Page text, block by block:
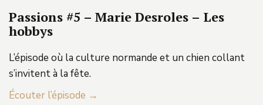
Passions #5 – Marie Desroles – Les
hobbys
L’épisode où la culture normande et un chien collant
s’invitent à la fête.
Écouter l’épisode →